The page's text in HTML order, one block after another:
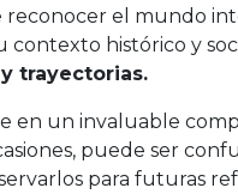
reconocer el mundo
contexto histórico y
trayectorias.
un invaluable
puede ser
para futuras